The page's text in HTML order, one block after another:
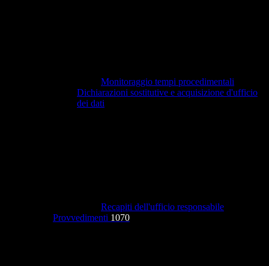
Monitoraggio tempi procedimentali
Dichiarazioni sostitutive e acquisizione d'ufficio
dei dati
Recapiti dell'ufficio responsabile
Provvedimenti 1070